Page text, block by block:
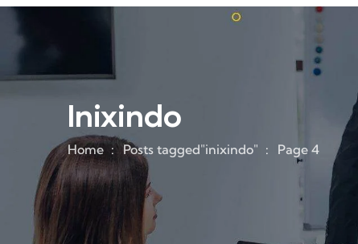
Inixindo
Home Posts tagged"inixindo" Page 4